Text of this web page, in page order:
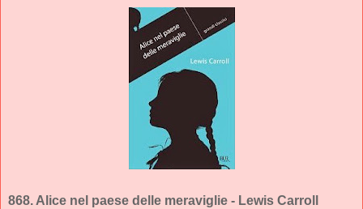
868. Alice nel paese delle meraviglie - Lewis Carroll